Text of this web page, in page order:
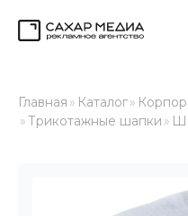
Главная » Каталог»
»Трикотажные шапки »